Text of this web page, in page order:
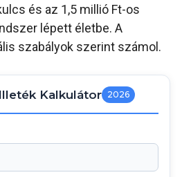
és az 1,5 millió Ft-os
lépett életbe. A
szabályok szerint számol.
Kalkulátor 2026